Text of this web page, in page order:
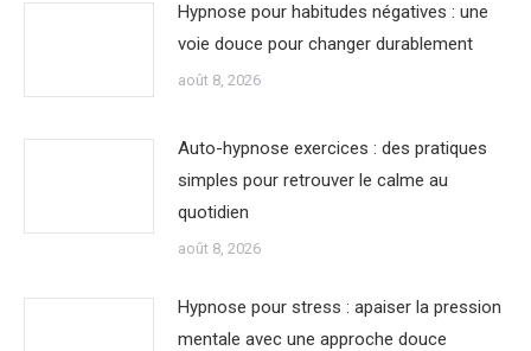
Hypnose pour habitudes négatives : une
voie douce pour changer durablement
août 8, 2026
Auto-hypnose exercices : des pratiques
simples pour retrouver le calme au
quotidien
août 8, 2026
Hypnose pour stress : apaiser la pression
mentale avec une approche douce